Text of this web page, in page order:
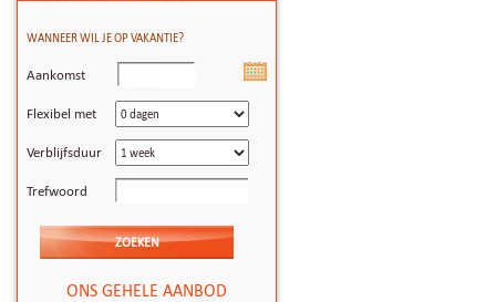
WANNEER WIL JE OP VAKANTIE?
Aankomst
Flexibel met
Verblijfsduur
Trefwoord
ONS GEHELE AANBOD